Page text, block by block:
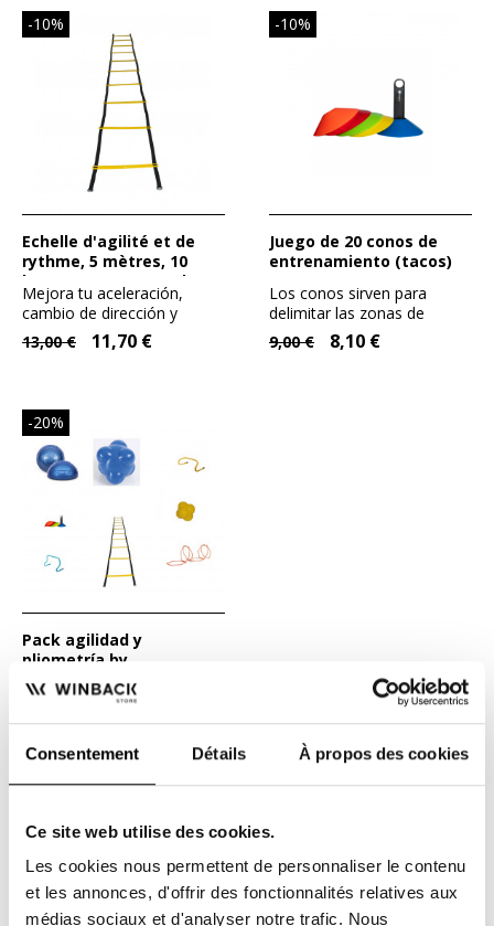
Consentement Détails À propos des cookies
Ce site web utilise des cookies.
Les cookies nous permettent de personnaliser le contenu
et les annonces, d'offrir des fonctionnalités relatives aux
médias sociaux et d'analyser notre trafic. Nous
-10%
Echelle d'agilité et de
rythme, 5 mètres, 10
barreaux, avec sac de
transport
Mejora tu aceleración,
cambio de dirección y
apoyo lateral. Puede
utilizarse...
13,00 € 11,70 €
-10%
Juego de 20 conos de
entrenamiento (tacos)
Los conos sirven para
delimitar las zonas de
entrenamiento. Los
diferentes...
9,00 € 8,10 €
-20%
Pack agilidad y
pliometría by
Winback.store
En este pack encontrarás lo